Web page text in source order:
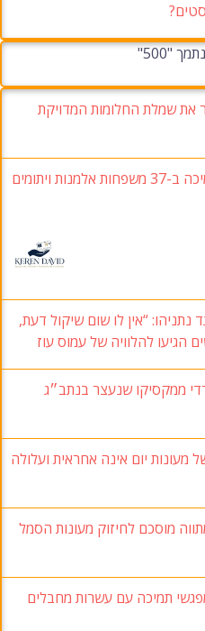
את שמלת החלומות המדויקת
קרן דוד מציבה יעד חדש: ליווי ותמיכה ב-37 משפחות אלמנות ויתומים
“אין לו שום שיקול דעת,
להלוויה של עמוס עוז
ממקסיקו שנעצר בנתב״ג
מעונות יום אינה אחראית ועלולה
מוסכם לחיזוק מעונות הסמל
תמיכה עם עשרות מחבלים